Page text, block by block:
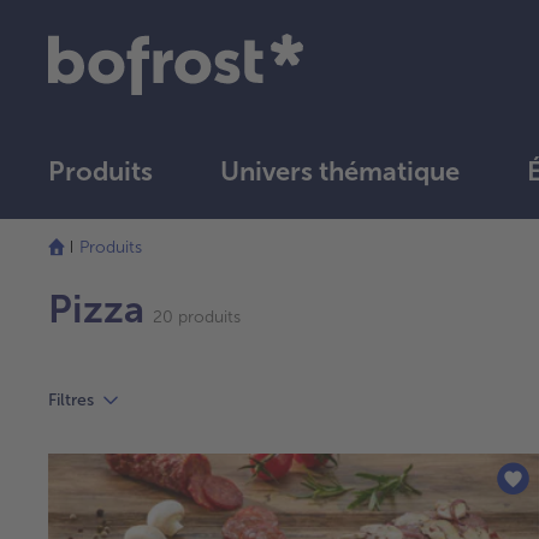
Produits Univers thématique
Produits
Pizza 20 produits
Filtres
La
liste
été
actualisée.